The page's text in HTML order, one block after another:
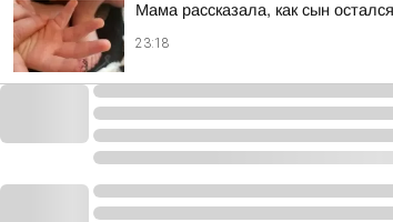
Мама рассказала, как сын
23:18